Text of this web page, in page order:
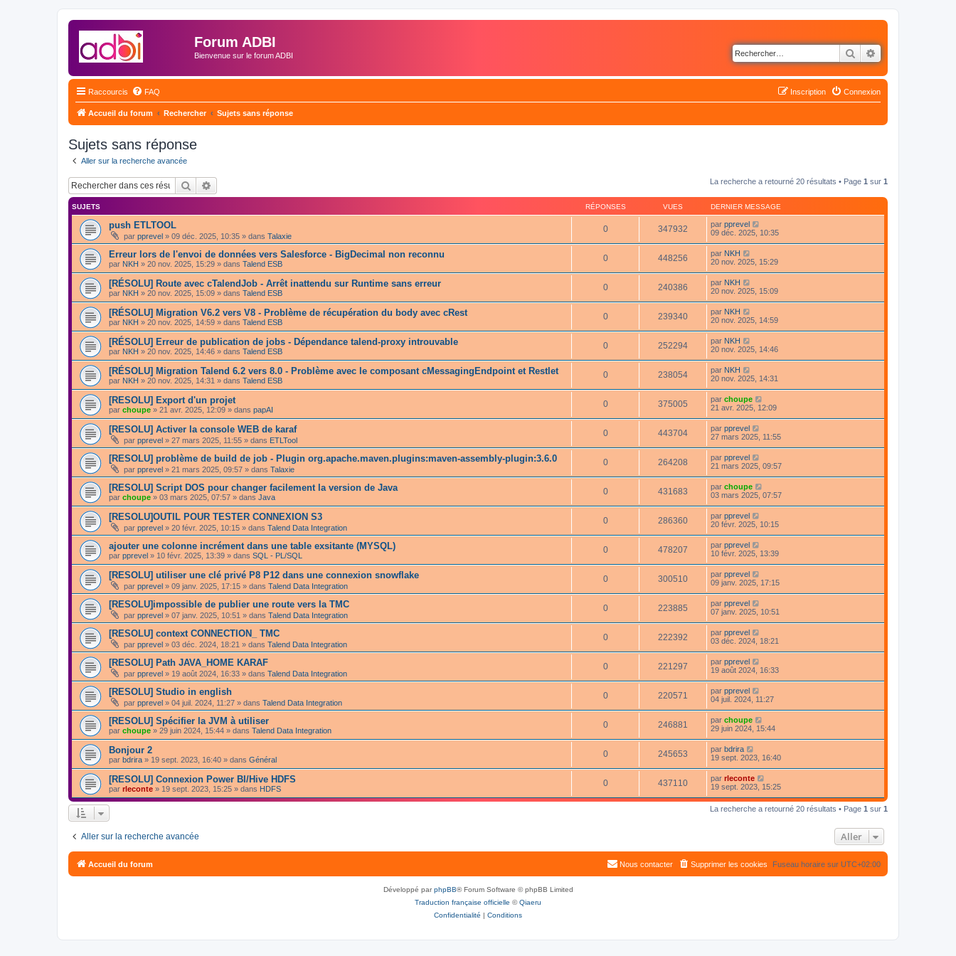
Forum ADBI
Bienvenue sur le forum ADBI Rechercher
Raccourcis FAQ Connexion
Inscription
Accueil du forum Rechercher Sujets sans réponse
Sujets sans réponse
Aller sur la recherche avancée
Rechercher La recherche a retourné 20 résultats • Page 1 sur 1
SUJETS RÉPONSES VUES DERNIER MESSAGE
push ETLTOOL
par pprevel » 09 déc. 2025, 10:35 » dans Talaxie
0 347932 par pprevel
09 déc. 2025, 10:35
Erreur lors de l'envoi de données vers Salesforce - BigDecimal non reconnu
par NKH » 20 nov. 2025, 15:29 » dans Talend ESB
0 448256 par NKH
20 nov. 2025, 15:29
[RÉSOLU] Route avec cTalendJob - Arrêt inattendu sur Runtime sans erreur
par NKH » 20 nov. 2025, 15:09 » dans Talend ESB
0 240386 par NKH
20 nov. 2025, 15:09
[RÉSOLU] Migration V6.2 vers V8 - Problème de récupération du body avec cRest
par NKH » 20 nov. 2025, 14:59 » dans Talend ESB
0 239340 par NKH
20 nov. 2025, 14:59
[RÉSOLU] Erreur de publication de jobs - Dépendance talend-proxy introuvable
par NKH » 20 nov. 2025, 14:46 » dans Talend ESB
0 252294 par NKH
20 nov. 2025, 14:46
[RÉSOLU] Migration Talend 6.2 vers 8.0 - Problème avec le composant cMessagingEndpoint et Restlet
par NKH » 20 nov. 2025, 14:31 » dans Talend ESB
0 238054 par NKH
20 nov. 2025, 14:31
[RESOLU] Export d'un projet
par choupe » 21 avr. 2025, 12:09 » dans papAI
0 375005 par choupe
21 avr. 2025, 12:09
[RESOLU] Activer la console WEB de karaf
par pprevel » 27 mars 2025, 11:55 » dans ETLTool
0 443704 par pprevel
27 mars 2025, 11:55
[RESOLU] problème de build de job - Plugin org.apache.maven.plugins:maven-assembly-plugin:3.6.0
par pprevel » 21 mars 2025, 09:57 » dans Talaxie
0 264208 par pprevel
21 mars 2025, 09:57
[RESOLU] Script DOS pour changer facilement la version de Java
par choupe » 03 mars 2025, 07:57 » dans Java
0 431683 par choupe
03 mars 2025, 07:57
[RESOLU]OUTIL POUR TESTER CONNEXION S3
par pprevel » 20 févr. 2025, 10:15 » dans Talend Data Integration
0 286360 par pprevel
20 févr. 2025, 10:15
ajouter une colonne incrément dans une table exsitante (MYSQL)
par pprevel » 10 févr. 2025, 13:39 » dans SQL - PL/SQL
0 478207 par pprevel
10 févr. 2025, 13:39
[RESOLU] utiliser une clé privé P8 P12 dans une connexion snowflake
par pprevel » 09 janv. 2025, 17:15 » dans Talend Data Integration
0 300510 par pprevel
09 janv. 2025, 17:15
[RESOLU]impossible de publier une route vers la TMC
par pprevel » 07 janv. 2025, 10:51 » dans Talend Data Integration
0 223885 par pprevel
07 janv. 2025, 10:51
[RESOLU] context CONNECTION_ TMC
par pprevel » 03 déc. 2024, 18:21 » dans Talend Data Integration
0 222392 par pprevel
03 déc. 2024, 18:21
[RESOLU] Path JAVA_HOME KARAF
par pprevel » 19 août 2024, 16:33 » dans Talend Data Integration
0 221297 par pprevel
19 août 2024, 16:33
[RESOLU] Studio in english
par pprevel » 04 juil. 2024, 11:27 » dans Talend Data Integration
0 220571 par pprevel
04 juil. 2024, 11:27
[RESOLU] Spécifier la JVM à utiliser
par choupe » 29 juin 2024, 15:44 » dans Talend Data Integration
0 246881 par choupe
29 juin 2024, 15:44
Bonjour 2
par bdrira » 19 sept. 2023, 16:40 » dans Général
0 245653 par bdrira
19 sept. 2023, 16:40
[RESOLU] Connexion Power BI/Hive HDFS
par rleconte » 19 sept. 2023, 15:25 » dans HDFS
0 437110 par rleconte
19 sept. 2023, 15:25
La recherche a retourné 20 résultats • Page 1 sur 1
Aller sur la recherche avancée Aller
Accueil du forum Fuseau horaire sur UTC+02:00
Supprimer les cookies
Nous contacter
Développé parphpBB® Forum Software © phpBB Limited
Traduction française officielle ©Qiaeru
Confidentialité | Conditions